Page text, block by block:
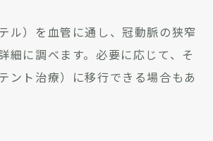
ル）を血管に通し、冠動脈の狭窄
細に調べます。必要に応じて、そ
ント治療）に移行できる場合もあ